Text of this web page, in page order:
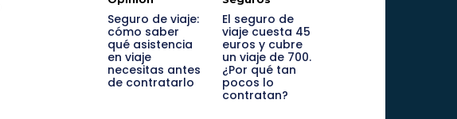
Seguro de viaje:
cómo saber
qué asistencia
en viaje
necesitas antes
de contratarlo
El seguro de
viaje cuesta 45
euros y cubre
un viaje de 700.
¿Por qué tan
pocos lo
contratan?